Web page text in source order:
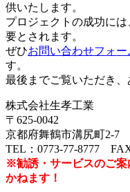
供いたします。
プロジェクトの成功に
要とされます。
ぜひお問い合わせフォー
す。
最後までご覧いただき、
株式会社生孝工業
〒625-0042
京都府舞鶴市溝尻町2-7
TEL：0773-77-8777
※勧誘・サービスのご案
かねます！